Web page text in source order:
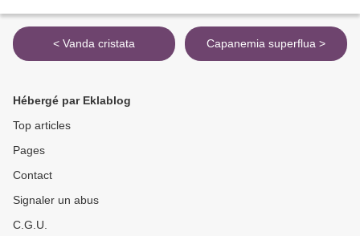
< Vanda cristata Capanemia superflua >
Hébergé par Eklablog
Top articles
Pages
Contact
Signaler un abus
C.G.U.